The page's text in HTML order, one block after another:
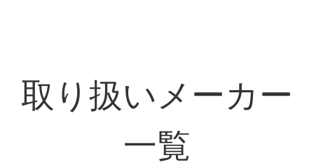
取り扱いメーカー
一覧